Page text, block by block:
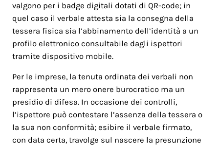
valgono per i badge digitali dotati di QR-code; in
quel caso il verbale attesta sia la consegna della
tessera fisica sia l’abbinamento dell’identità a un
profilo elettronico consultabile dagli ispettori
tramite dispositivo mobile.
Per le imprese, la tenuta ordinata dei verbali non
rappresenta un mero onere burocratico ma un
presidio di difesa. In occasione dei controlli,
l’ispettore può contestare l’assenza della tessera o
la sua non conformità; esibire il verbale firmato,
con data certa, travolge sul nascere la presunzione